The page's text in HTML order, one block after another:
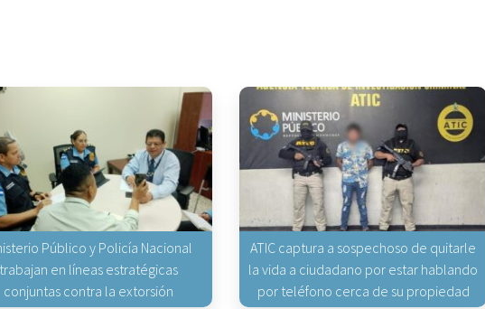
Público y Policía Nacional
trabajan en líneas estratégicas
conjuntas contra la extorsión
ATIC captura a sospechoso de quitarle
la vida a ciudadano por estar hablando
por teléfono cerca de su propiedad